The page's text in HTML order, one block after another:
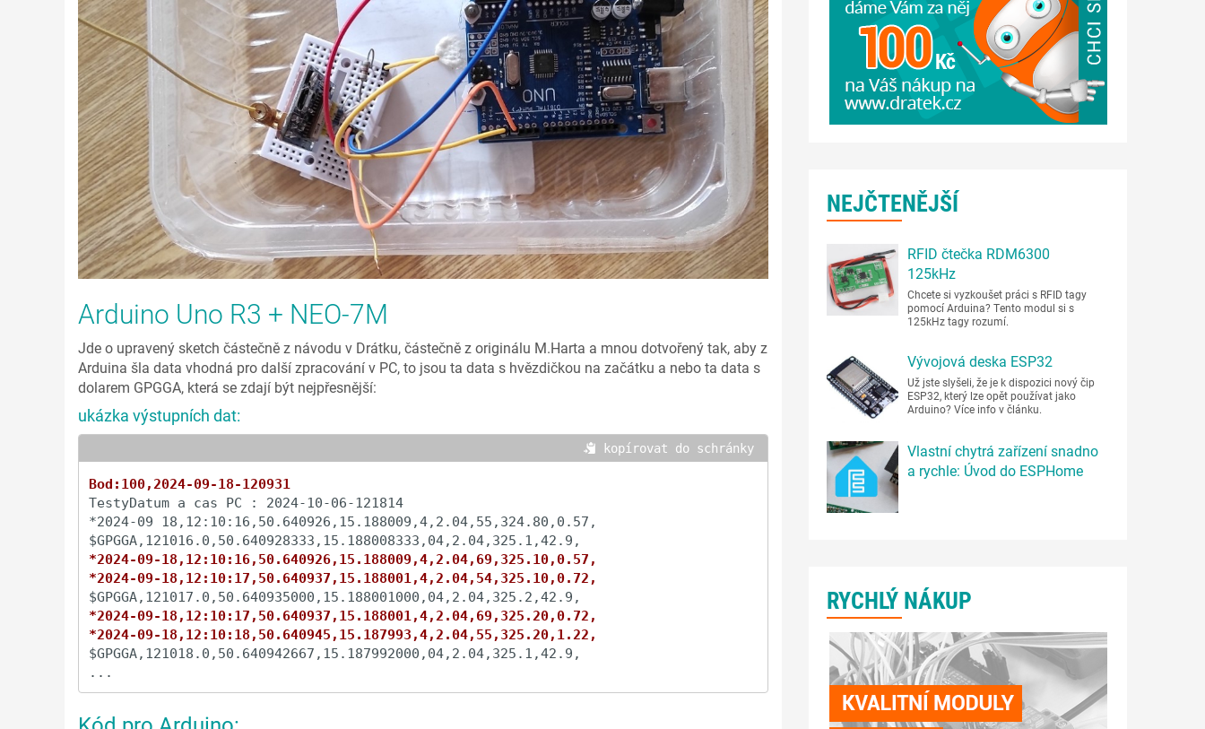
Arduino Uno R3 + NEO-7M
Jde o upravený sketch částečně z návodu v Drátku, částečně z originálu M.Harta a mnou dotvořený tak, aby z
Arduina šla data vhodná pro další zpracování v PC, to jsou ta data s hvězdičkou na začátku a nebo ta data s
dolarem GPGGA, která se zdají být nejpřesnější:
ukázka výstupních dat:
kopírovat do schránky
Bod:100,2024-09-18-120931
TestyDatum a cas PC : 2024-10-06-121814
*2024-09 18,12:10:16,50.640926,15.188009,4,2.04,55,324.80,0.57,
*2024-09-18,12:10:16,50.640926,15.188009,4,2.04,69,325.10,0.57,
*2024-09-18,12:10:17,50.640937,15.188001,4,2.04,54,325.10,0.72,
*2024-09-18,12:10:17,50.640937,15.188001,4,2.04,69,325.20,0.72,
*2024-09-18,12:10:18,50.640945,15.187993,4,2.04,55,325.20,1.22,
$GPGGA,121018.0,50.640942667,15.187992000,04,2.04,325.1,42.9,
...
NEJČTENĚJŠÍ
RFID čtečka RDM6300
125kHz
Chcete si vyzkoušet práci s RFID tagy
pomocí Arduina? Tento modul si s
125kHz tagy rozumí.
Vývojová deska ESP32
Už jste slyšeli, že je k dispozici nový čip
ESP32, který lze opět používat jako
Arduino? Více info v článku.
Vlastní chytrá zařízení snadno
a rychle: Úvod do ESPHome
RYCHLÝ NÁKUP